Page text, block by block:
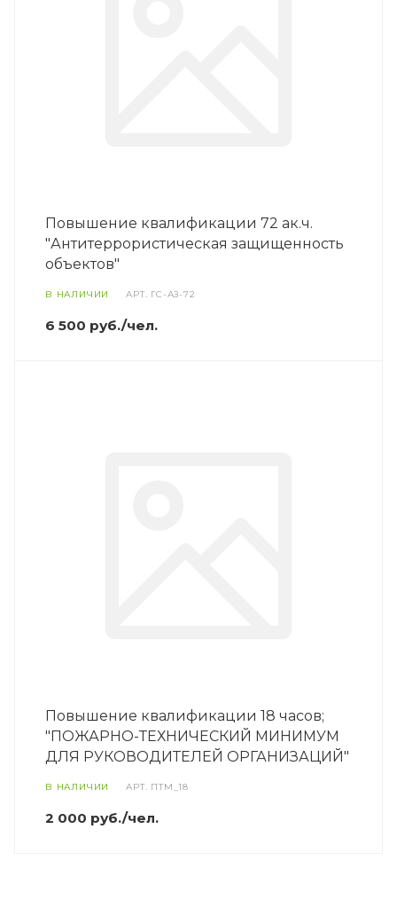
Повышение квалификации 72 ак.ч.
"Антитеррористическая защищенность
объектов"
В НАЛИЧИИ АРТ. ГС-АЗ-72
6 500 руб./чел.
Повышение квалификации 18 часов;
"ПОЖАРНО-ТЕХНИЧЕСКИЙ МИНИМУМ
ДЛЯ РУКОВОДИТЕЛЕЙ ОРГАНИЗАЦИЙ"
В НАЛИЧИИ АРТ. ПТМ_18
2 000 руб./чел.